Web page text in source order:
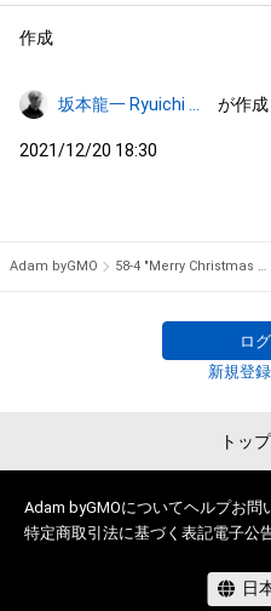
作成
が作
2021/12/20 18:30
Adam byGMO 58-4 "Merry Christmas Mr. Lawrence" Ryuichi Sakamoto 坂本 龍一
ロ
新規登
トッ
Adam byGMOについてヘルプお問
特定商取引法に基づく表記電子公